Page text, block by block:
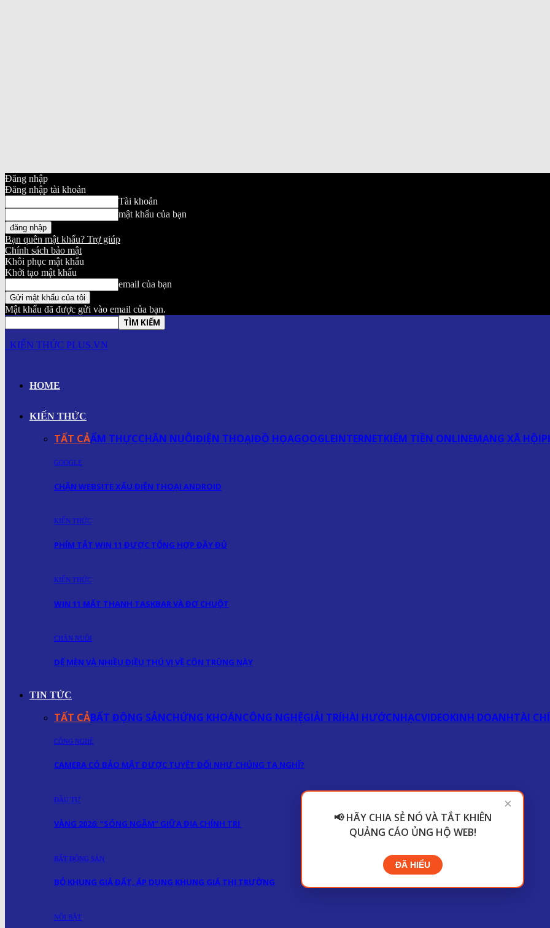
Đăng nhập
Đăng nhập tài khoản
Tài khoản
mật khẩu của bạn
Bạn quên mật khẩu? Trợ giúp
Chính sách bảo mật
Khôi phục mật khẩu
Khởi tạo mật khẩu
email của bạn
Mật khẩu đã được gửi vào email của bạn.
KIẾN THỨC PLUS.VN
HOME
KIẾN THỨC
TẤT CẢẨM THỰCCHĂN NUÔIĐIỆN THOẠIĐỒ HỌAGOOGLEINTERNETKIẾM TIỀN ONLINEMẠNG XÃ HỘI
GOOGLE
CHẶN WEBSITE XẤU ĐIỆN THOẠI ANDROID
KIẾN THỨC
PHÍM TẮT WIN 11 ĐƯỢC TỔNG HỢP ĐẦY ĐỦ
KIẾN THỨC
WIN 11 MẤT THANH TASKBAR VÀ ĐƠ CHUỘT
CHĂN NUÔI
DẾ MÈN VÀ NHIỀU ĐIỀU THÚ VỊ VỀ CÔN TRÙNG NÀY
TIN TỨC
TẤT CẢBẤT ĐỘNG SẢNCHỨNG KHOÁNCÔNG NGHỆGIẢI TRÍHÀI HƯỚCNHẠCVIDEOKINH DOANHTÀI
CÔNG NGHỆ
CAMERA CÓ BẢO MẬT ĐƯỢC TUYỆT ĐỐI NHƯ CHÚNG TA NGHĨ?
ĐẦU TƯ
VÀNG 2026: “SÓNG NGẦM” GIỮA ĐỊA CHÍNH TRỊ
BẤT ĐỘNG SẢN
BỎ KHUNG GIÁ ĐẤT, ÁP DỤNG KHUNG GIÁ THỊ TRƯỜNG
NỔI BẬT
×
📢 HÃY CHIA SẺ NÓ VÀ TẮT KHIÊN
QUẢNG CÁO ỦNG HỘ WEB!
ĐÃ HIỂU